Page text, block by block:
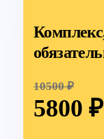
10500 ₽
5800 ₽